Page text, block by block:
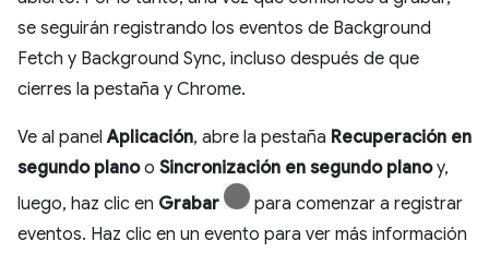
se seguirán registrando los eventos de Background
Fetch y Background Sync, incluso después de que
cierres la pestaña y Chrome.
Ve al panelAplicación, abre la pestaña Recuperación en
segundo planoo Sincronización en segundo planoy,
luego, haz clic en Grabar
para comenzar a registrar
eventos. Haz clic en un evento para ver más información